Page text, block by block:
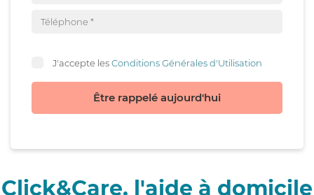
J'accepte lesConditions Générales d'Utilisation
Être rappelé aujourd'hui
Click&Care, l'aide à domicile